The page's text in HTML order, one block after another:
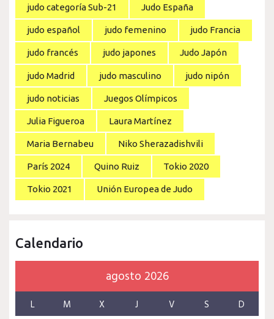
judo categoría Sub-21 Judo España
judo español judo femenino judo Francia
judo francés judo japones Judo Japón
judo Madrid judo masculino judo nipón
judo noticias Juegos Olímpicos
Julia Figueroa Laura Martínez
Maria Bernabeu Niko Sherazadishvili
París 2024 Quino Ruiz Tokio 2020
Tokio 2021 Unión Europea de Judo
Calendario
agosto 2026
L M X J V S D